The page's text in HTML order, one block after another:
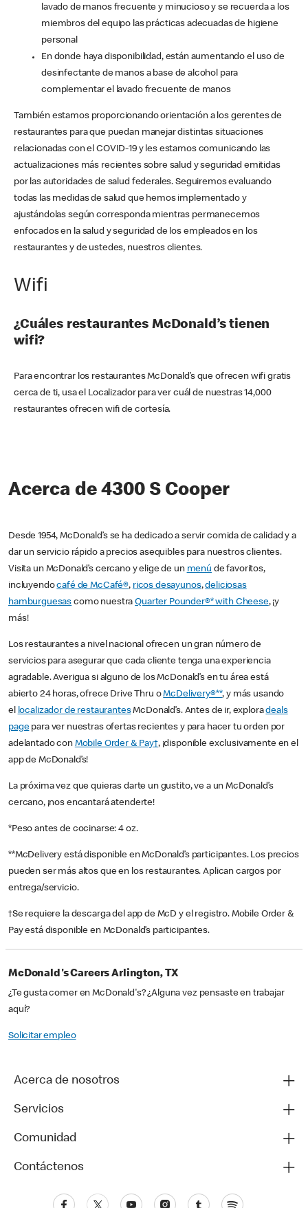
lavado de manos frecuente y minucioso y se recuerda a los
miembros del equipo las prácticas adecuadas de higiene
personal
En donde haya disponibilidad, están aumentando el uso de
desinfectante de manos a base de alcohol para
complementar el lavado frecuente de manos
También estamos proporcionando orientación a los gerentes de
restaurantes para que puedan manejar distintas situaciones
relacionadas con el COVID-19 y les estamos comunicando las
actualizaciones más recientes sobre salud y seguridad emitidas
por las autoridades de salud federales. Seguiremos evaluando
todas las medidas de salud que hemos implementado y
ajustándolas según corresponda mientras permanecemos
enfocados en la salud y seguridad de los empleados en los
restaurantes y de ustedes, nuestros clientes.
Wifi
¿Cuáles restaurantes McDonald’s tienen
wifi?
Para encontrar los restaurantes McDonald’s que ofrecen wifi gratis
cerca de ti, usa el Localizador para ver cuál de nuestras 14,000
restaurantes ofrecen wifi de cortesía.
Acerca de 4300 S Cooper
Desde 1954, McDonald’s se ha dedicado a servir comida de calidad y a
dar un servicio rápido a precios asequibles para nuestros clientes.
Visita un McDonald’s cercano y elige de un menú de favoritos,
incluyendocafé de McCafé®, ricos desayunos,deliciosas
hamburguesas como nuestraQuarter Pounder®* with Cheese, ¡y
más!
Los restaurantes a nivel nacional ofrecen un gran número de
servicios para asegurar que cada cliente tenga una experiencia
agradable. Averigua si alguno de los McDonald’s en tu área está
abierto 24 horas, ofrece Drive Thru oMcDelivery®**, y más usando
el localizador de restaurantesMcDonald’s. Antes de ir, exploradeals
pagepara ver nuestras ofertas recientes y para hacer tu orden por
adelantado con Mobile Order & Pay†, ¡disponible exclusivamente en el
app de McDonald’s!
La próxima vez que quieras darte un gustito, ve a un McDonald’s
cercano, ¡nos encantará atenderte!
*Peso antes de cocinarse: 4 oz.
**McDelivery está disponible en McDonald’s participantes. Los precios
pueden ser más altos que en los restaurantes. Aplican cargos por
entrega/servicio.
†Se requiere la descarga del app de McD y el registro. Mobile Order &
Pay está disponible en McDonald’s participantes.
McDonald's Careers Arlington, TX
¿Te gusta comer en McDonald's? ¿Alguna vez pensaste en trabajar
aquí?
Solicitar empleo
Acerca de nosotros
Servicios
Comunidad
Contáctenos